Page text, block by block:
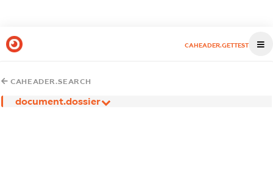
CAHEADER.GETTEST
CAHEADER.SEARCH
document.dossier